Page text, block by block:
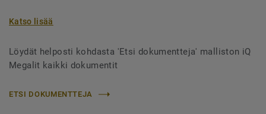
Katso lisää
Löydät helposti kohdasta 'Etsi dokumentteja' malliston iQ
Megalit kaikki dokumentit
ETSI DOKUMENTTEJA